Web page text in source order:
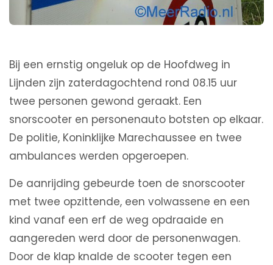
Bij een ernstig ongeluk op de Hoofdweg in
Lijnden zijn zaterdagochtend rond 08.15 uur
twee personen gewond geraakt. Een
snorscooter en personenauto botsten op elkaar.
De politie, Koninklijke Marechaussee en twee
ambulances werden opgeroepen.
De aanrijding gebeurde toen de snorscooter
met twee opzittende, een volwassene en een
kind vanaf een erf de weg opdraaide en
aangereden werd door de personenwagen.
Door de klap knalde de scooter tegen een